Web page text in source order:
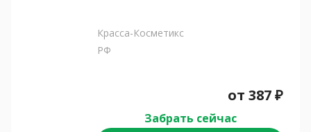
Красса-Косметикс
РФ
от 387₽
Забрать сейчас